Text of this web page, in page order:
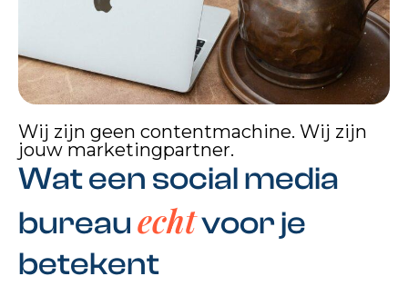
Wij zijn geen contentmachine. Wij zijn
jouw marketingpartner.
Wat een social media
bureau echtvoor je
betekent